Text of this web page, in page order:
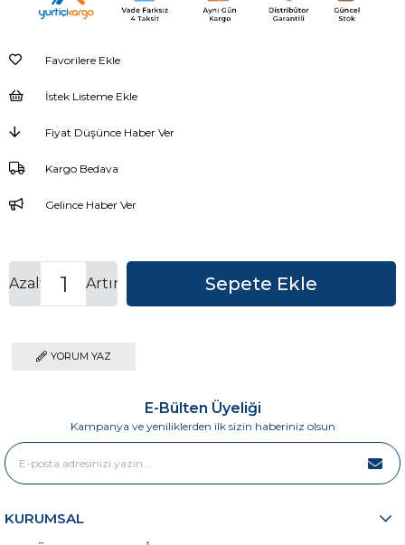
Favorilere Ekle
İstek Listeme Ekle
Fiyat Düşünce Haber Ver
Kargo Bedava
Gelince Haber Ver
Artır
Azalt
YORUM YAZ
E-Bülten Üyeliği
Kampanya ve yeniliklerden ilk sizin haberiniz olsun
KURUMSAL